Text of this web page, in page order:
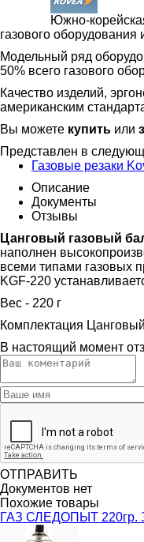
Южно-
газового
Модельный ряд
50% всего газового
Качество изделий,
американским
Вы можете купить или
Представлен в
Газовые резаки
Описание
Документы
Отзывы
Цанговый газовый
наполнен
всеми типами газовых
KGF-220
Вес - 220 г
Комплектация
В настоящий момент
ОТПРАВИТЬ
Документов нет
Похожие товары
ГАЗ СЛЕДОПЫТ